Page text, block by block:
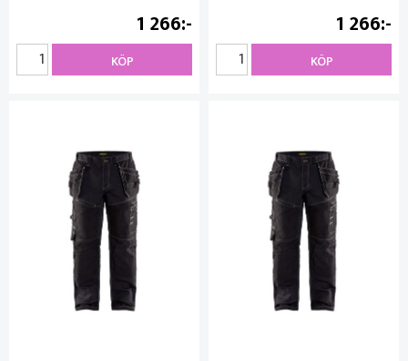
1 266
KÖP
1 266
KÖP